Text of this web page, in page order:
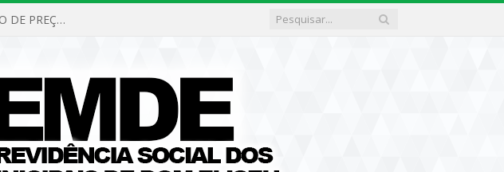
PREGÃO ELETRÔNICO Nº 02/2026-IPSEMDE (REGISTRO DE PREÇOS PARA FUTURA E EVENTUAL AQUISIÇÃO DE MATERIAL DE LIMPEZA E GÊNEROS ALIMENTÍCIOS PARA ATENDER AS NECESSIDADES DO INSTITUTO DE PREVIDÊNCIA SOCIAL DOS SERVIDORES MUNICIPAIS DE DOM ELISEU.)